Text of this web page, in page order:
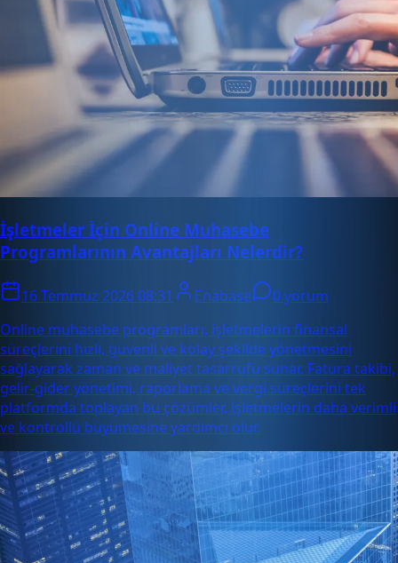
İşletmeler İçin Online Muhasebe
Programlarının Avantajları Nelerdir?
16 Temmuz 2026 08:31 Enabase
0 yorum
Online muhasebe programları, işletmelerin finansal
süreçlerini hızlı, güvenli ve kolay şekilde yönetmesini
sağlayarak zaman ve maliyet tasarrufu sunar. Fatura takibi,
gelir-gider yönetimi, raporlama ve vergi süreçlerini tek
platformda toplayan bu çözümler, işletmelerin daha verimli
ve kontrollü büyümesine yardımcı olur.